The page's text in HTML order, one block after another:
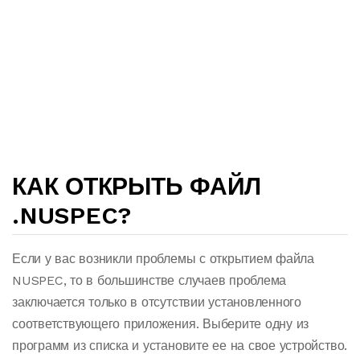
КАК ОТКРЫТЬ ФАЙЛ
.NUSPEC?
Если у вас возникли проблемы с открытием файла
NUSPEC, то в большинстве случаев проблема
заключается только в отсутствии установленного
соответствующего приложения. Выберите одну из
программ из списка и установите ее на свое устройство.